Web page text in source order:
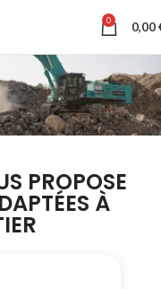
0 0,00
PROPOSE
À